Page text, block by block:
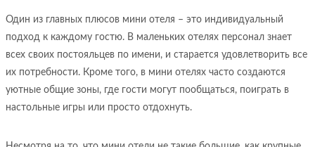
Один из главных плюсов мини отеля – это индивидуальный
подход к каждому гостю. В маленьких отелях персонал знает
всех своих постояльцев по имени, и старается удовлетворить все
их потребности. Кроме того, в мини отелях часто создаются
уютные общие зоны, где гости могут пообщаться, поиграть в
настольные игры или просто отдохнуть.